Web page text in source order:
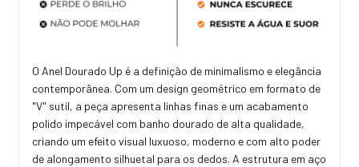
O Anel Dourado Up é a definição de minimalismo e elegância
contemporânea. Com um design geométrico em formato de
"V" sutil, a peça apresenta linhas finas e um acabamento
polido impecável com banho dourado de alta qualidade,
criando um efeito visual luxuoso, moderno e com alto poder
de alongamento silhuetal para os dedos. A estrutura em aço